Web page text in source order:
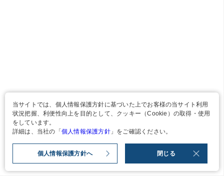
当サイトでは、個人情報保護方針に基づいた上でお客様の当サイト利用
状況把握、利便性向上を目的として、クッキー（Cookie）の取得・使用
をしています。
詳細は、当社の「 個人情報保護方針」をご確認ください。
個人情報保護方針へ 閉じる